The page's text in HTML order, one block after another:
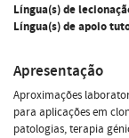
Língua(s) de
Língua(s) de apoio
Apresentação
Aproximações
para aplicações em
patologias, terapia